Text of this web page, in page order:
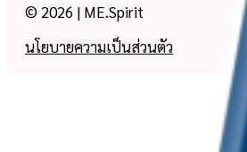
© 2026 | ME.Spirit
นโยบายความเป็นส่วนตัว